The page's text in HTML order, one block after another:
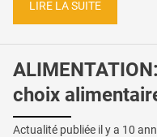
LIRE LA SUITE
choix
Actualité publiée il y a 10